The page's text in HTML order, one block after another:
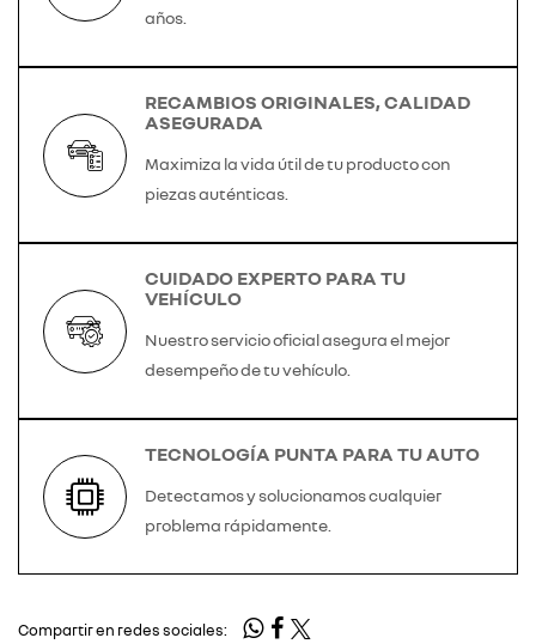
años.
RECAMBIOS ORIGINALES, CALIDAD
ASEGURADA
Maximiza la vida útil de tu producto con
piezas auténticas.
CUIDADO EXPERTO PARA TU
VEHÍCULO
Nuestro servicio oficial asegura el mejor
desempeño de tu vehículo.
TECNOLOGÍA PUNTA PARA TU AUTO
Detectamos y solucionamos cualquier
problema rápidamente.
Compartir en redes sociales: